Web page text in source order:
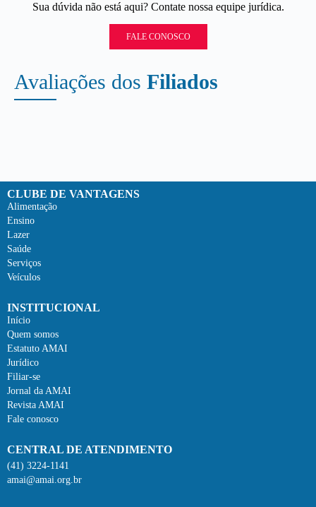
Sua dúvida não está aqui? Contate nossa equipe jurídica.
FALE CONOSCO
Avaliações dos Filiados
CLUBE DE VANTAGENS
Alimentação
Ensino
Lazer
Saúde
Serviços
Veículos
INSTITUCIONAL
Início
Quem somos
Estatuto AMAI
Jurídico
Filiar-se
Jornal da AMAI
Revista AMAI
Fale conosco
CENTRAL DE ATENDIMENTO
(41) 3224-1141
amai@amai.org.br